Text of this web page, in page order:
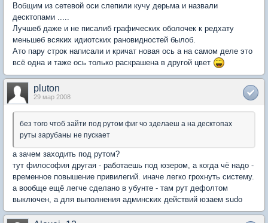
Вобщим из сетевой оси слепили кучу дерьма и назвали
десктопами .....
Лучшеб даже и не писалиб графических оболочек к редхату
меньшеб всяких идиотских рановидностей былоб.
Ато пару строк написали и кричат новая ось а на самом деле это
всё одна и таже ось только раскрашена в другой цвет
pluton
29 мар 2008
без того чтоб зайти под рутом фиг чо зделаеш а на десктопах
руты зарубаны не пускает
а зачем заходить под рутом?
тут философия другая - работаешь под юзером, а когда чё надо -
временное повышение привилегий. иначе легко грохнуть систему.
а вообще ещё легче сделано в убунте - там рут дефолтом
выключен, а для выполнения админских действий юзаем sudo